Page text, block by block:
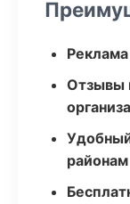
Отзывы
районам